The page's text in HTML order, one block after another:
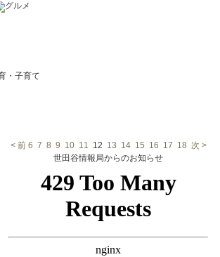
< 前 6 7 8 9 10 11 12 13 14 15 16 17 18 次 >
世田谷情報局からのお知らせ